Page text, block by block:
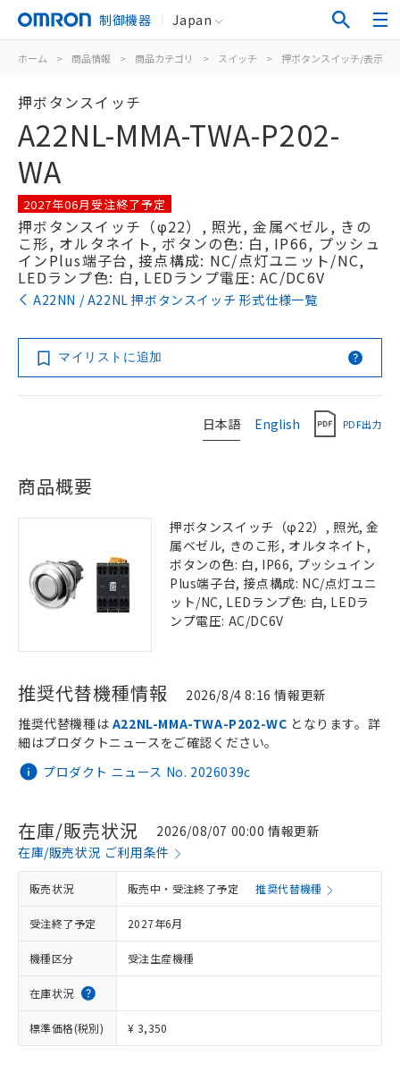
制御機器 Japan
ホーム > 商品情報 > 商品カテゴリ > スイッチ > 押ボタンスイッチ/表示灯
押ボタンスイッチ
A22NL-MMA-TWA-P202-
WA
2027年06月受注終了予定
押ボタンスイッチ（φ22）, 照光, 金属ベゼル, きの
こ形, オルタネイト, ボタンの色: 白, IP66, プッシュ
インPlus端子台, 接点構成: NC/点灯ユニット/NC,
LEDランプ色: 白, LEDランプ電圧: AC/DC6V
A22NN / A22NL 押ボタンスイッチ 形式仕様一覧
マイリストに追加
日本語 English PDF出力
商品概要
押ボタンスイッチ（φ22）, 照光, 金
属ベゼル, きのこ形, オルタネイト,
ボタンの色: 白, IP66, プッシュイン
Plus端子台, 接点構成: NC/点灯ユニ
ット/NC, LEDランプ色: 白, LEDラ
ンプ電圧: AC/DC6V
推奨代替機種情報 2026/8/4 8:16 情報更新
プロダクト ニュース No. 2026039c
推奨代替機種は A22NL-MMA-TWA-P202-WC となります。詳
細はプロダクトニュースをご確認ください。
在庫/販売状況
2026/08/07 00:00 情報更新
在庫/販売状況 ご利用条件
販売状況 販売中・受注終了予定 推奨代替機種
受注終了予定 2027年6月
機種区分 受注生産機種
在庫状況
標準価格(税別) ¥ 3,350